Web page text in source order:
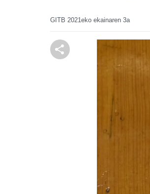
GITB 2021eko ekainaren 3a